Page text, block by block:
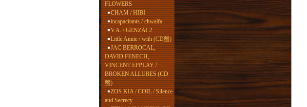
FLOWERS
CHAM / HIBI
incapacitants / chwalfa
V.A. / GENZAI 2
Little Annie / with (CD盤)
JAC BERROCAL,
DAVID FENECH,
VINCENT EPPLAY /
BROKEN ALLURES (CD
盤)
ZOS KIA / COIL / Silence
and Secrecy